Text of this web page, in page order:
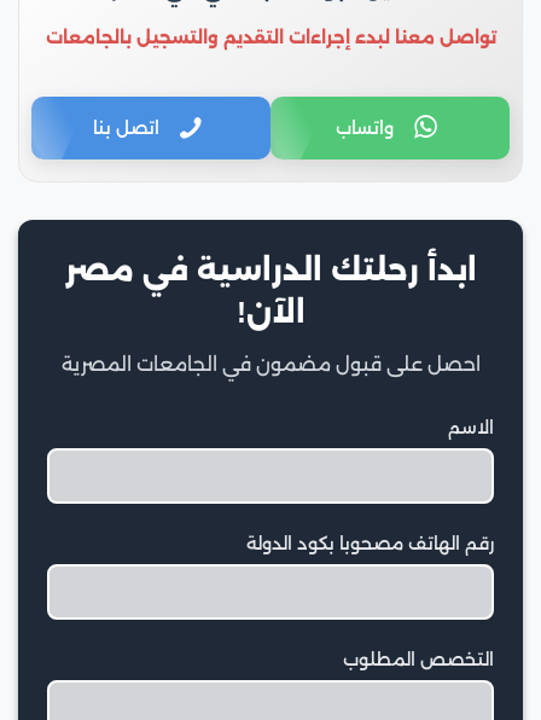
تواصل معنا لبدء إجراءات التقديم والتسجيل بالجامعات
واتساب اتصل بنا
ابدأ رحلتك الدراسية في مصر
الآن!
احصل على قبول مضمون في الجامعات المصرية
الاسم
رقم الهاتف مصحوبا بكود الدولة
التخصص المطلوب